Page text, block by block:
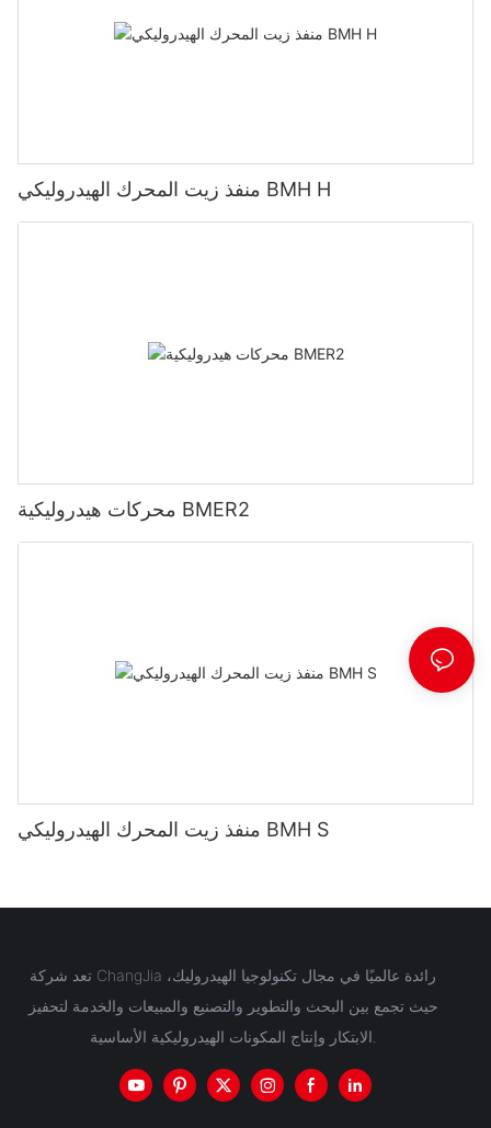
منفذ زيت المحرك الهيدروليكي BMH H
محركات هيدروليكية BMER2
منفذ زيت المحرك الهيدروليكي BMH S
تعد شركة ChangJia رائدة عالميًا في مجال تكنولوجيا الهيدروليك،
حيث تجمع بين البحث والتطوير والتصنيع والمبيعات والخدمة لتحفيز